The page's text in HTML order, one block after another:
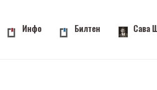
Инфо Билтен Сава